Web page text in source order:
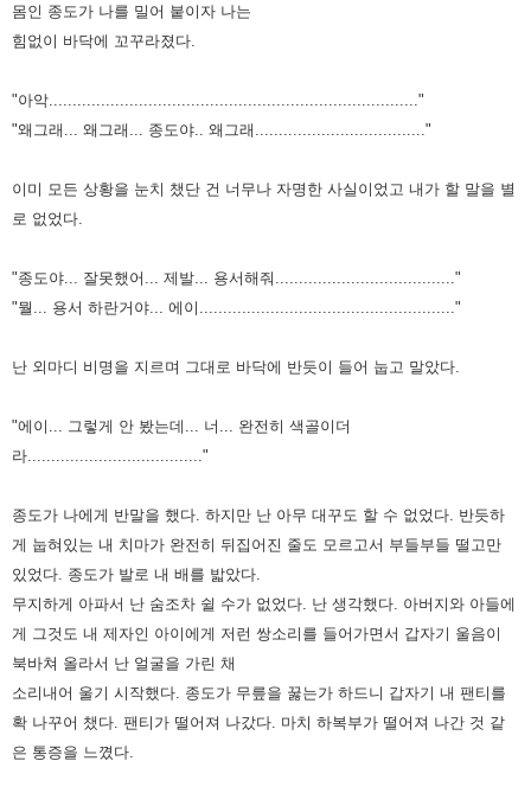
몸인 종도가 나를 밀어 붙이자 나는
힘없이 바닥에 꼬꾸라졌다.
"아악.............................................................................."
"왜그래... 왜그래... 종도야.. 왜그래...................................."
이미 모든 상황을 눈치 챘단 건 너무나 자명한 사실이었고 내가 할 말을 별
로 없었다.
"종도야... 잘못했어... 제발... 용서해줘......................................"
"뭘... 용서 하란거야... 에이......................................................"
난 외마디 비명을 지르며 그대로 바닥에 반듯이 들어 눕고 말았다.
"에이... 그렇게 안 봤는데... 너... 완전히 색골이더
라..................................... "
종도가 나에게 반말을 했다. 하지만 난 아무 대꾸도 할 수 없었다. 반듯하
게 눕혀있는 내 치마가 완전히 뒤집어진 줄도 모르고서 부들부들 떨고만
있었다. 종도가 발로 내 배를 밟았다.
무지하게 아파서 난 숨조차 쉴 수가 없었다. 난 생각했다. 아버지와 아들에
게 그것도 내 제자인 아이에게 저런 쌍소리를 들어가면서 갑자기 울음이
북바쳐 올라서 난 얼굴을 가린 채
소리내어 울기 시작했다. 종도가 무릎을 꿇는가 하드니 갑자기 내 팬티를
확 나꾸어 챘다. 팬티가 떨어져 나갔다. 마치 하복부가 떨어져 나간 것 같
은 통증을 느꼈다.